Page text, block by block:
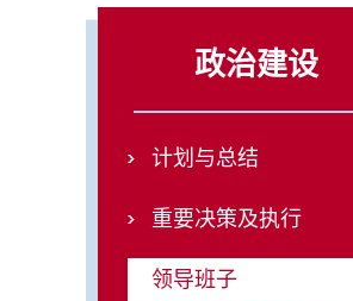
政治建设
计划与总结
重要决策及执行
领导班子